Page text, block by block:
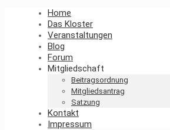
Home
Das Kloster
Veranstaltungen
Blog
Forum
Mitgliedschaft
Beitragsordnung
Mitgliedsantrag
Satzung
Kontakt
Impressum